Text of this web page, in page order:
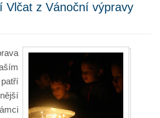
Vlčat z Vánoční výpravy